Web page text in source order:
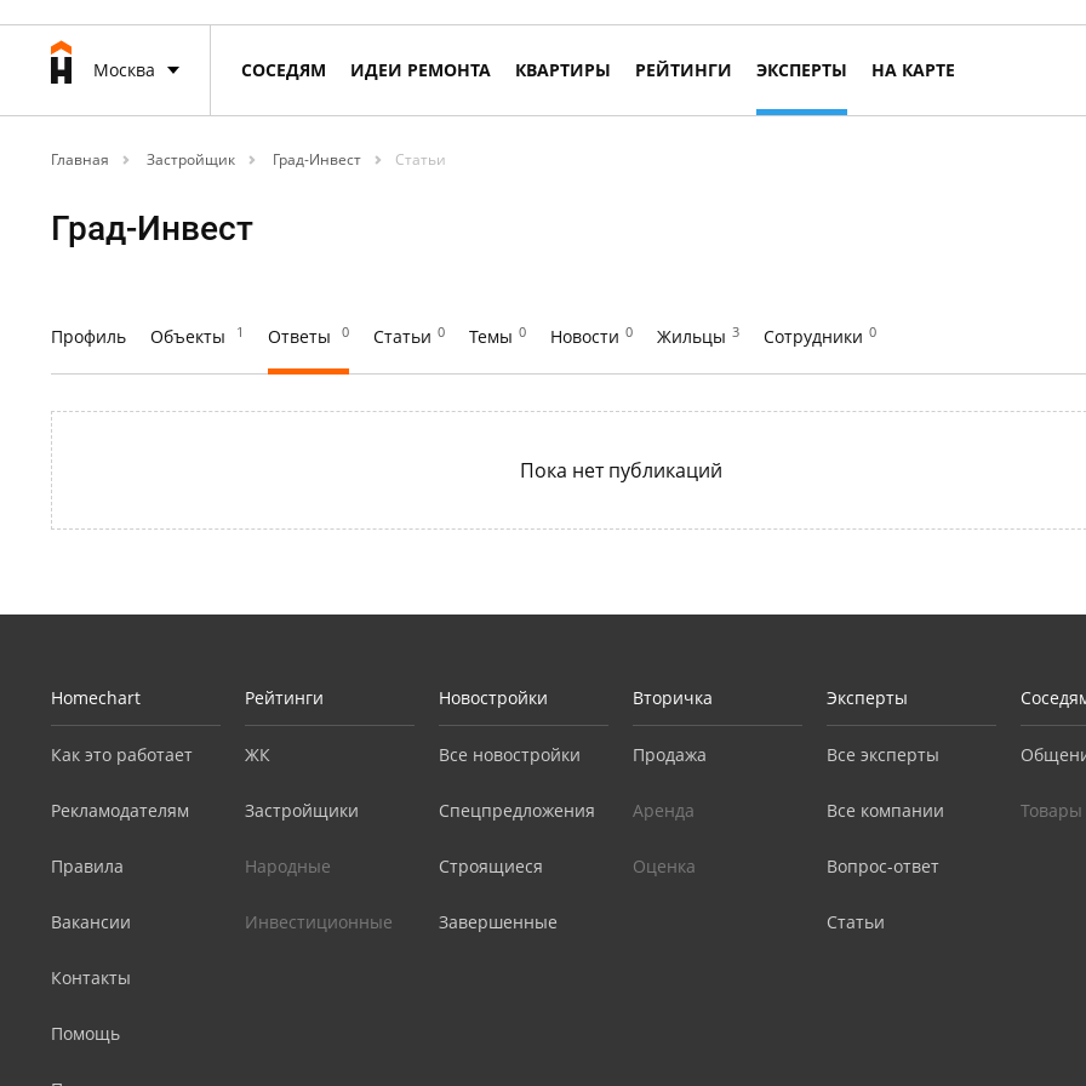
Москва СОСЕДЯМ ИДЕИ РЕМОНТА КВАРТИРЫ РЕЙТИНГИ ЭКСПЕРТЫ НА КАРТЕ
Главная Застройщик Град-Инвест Статьи
Град-Инвест
Профиль Объекты 1 Ответы 0 Статьи 0 Темы 0 Новости 0 Жильцы 3 Сотрудники 0
Пока нет публикаций
Homechart
Как это работает
Рекламодателям
Правила
Вакансии
Контакты
Помощь
Рейтинги
ЖК
Застройщики
Народные
Инвестиционные
Новостройки
Все новостройки
Спецпредложения
Строящиеся
Завершенные
Вторичка
Продажа
Аренда
Оценка
Эксперты
Все эксперты
Все компании
Вопрос-ответ
Статьи
Товары